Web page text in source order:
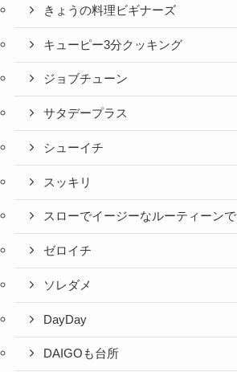
きょうの料理ビギナーズ
キューピー3分クッキング
ジョブチューン
サタデープラス
シューイチ
スッキリ
スローでイージーなルーティーンで
ゼロイチ
ソレダメ
DayDay
DAIGOも台所